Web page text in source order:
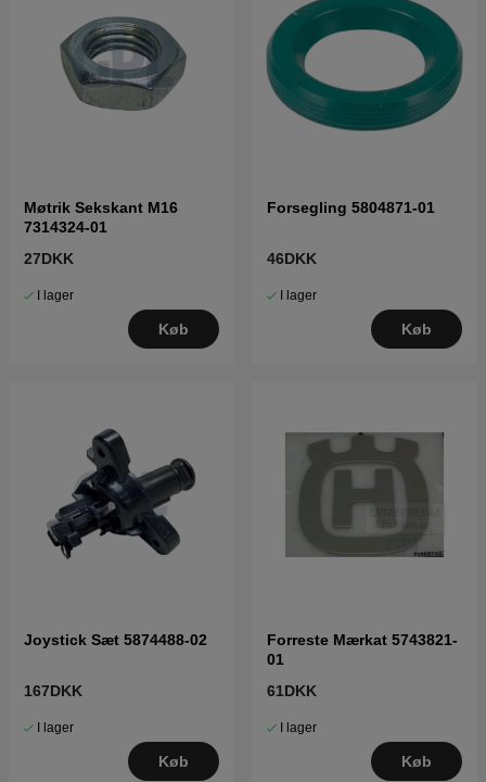
Møtrik Sekskant M16
7314324-01
27DKK
I lager
Køb
Forsegling 5804871-01
46DKK
I lager
Køb
Joystick Sæt 5874488-02
167DKK
I lager
Køb
Forreste Mærkat 5743821-
01
61DKK
I lager
Køb